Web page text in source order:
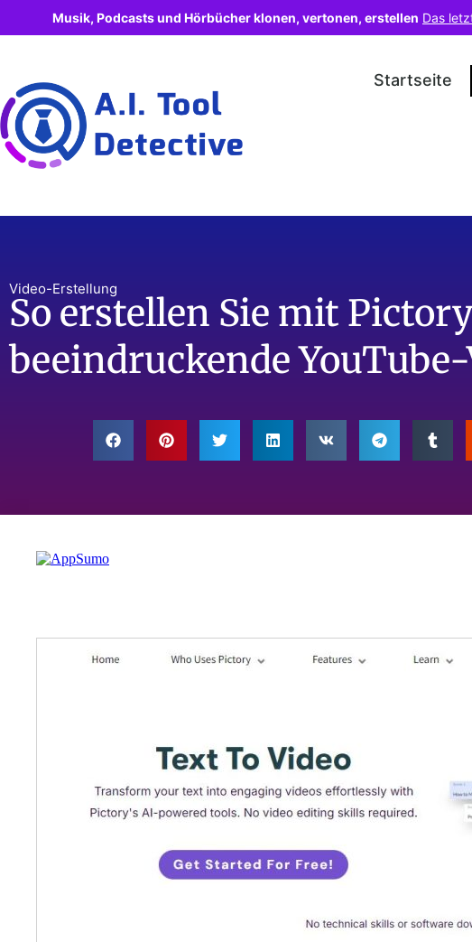
Startseite
Video-Erstellung
So erstellen Sie mit
beeindruckende
Musik, Podcasts und Hörbücher klonen, vertonen, erstellen Das